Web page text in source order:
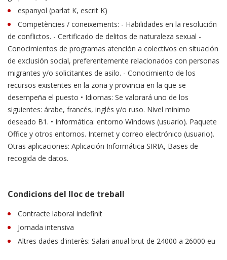
espanyol (parlat K, escrit K)
Competències / coneixements: - Habilidades en la resolución
de conflictos. - Certificado de delitos de naturaleza sexual -
Conocimientos de programas atención a colectivos en situación
de exclusión social, preferentemente relacionados con personas
migrantes y/o solicitantes de asilo. - Conocimiento de los
recursos existentes en la zona y provincia en la que se
desempeña el puesto • Idiomas: Se valorará uno de los
siguientes: árabe, francés, inglés y/o ruso. Nivel mínimo
deseado B1. • Informática: entorno Windows (usuario). Paquete
Office y otros entornos. Internet y correo electrónico (usuario).
Otras aplicaciones: Aplicación Informática SIRIA, Bases de
recogida de datos.
Condicions del lloc de treball
Contracte laboral indefinit
Jornada intensiva
Altres dades d'interès: Salari anual brut de 24000 a 26000 eu